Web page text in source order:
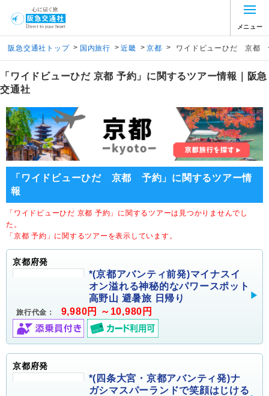
メニュー
阪急交通社トップ > 国内旅行 > 近畿 > 京都 > ワイドビューひだ 京都
「ワイドビューひだ 京都 予約」に関するツアー情報｜阪急
交通社
「ワイドビューひだ 京都 予約」に関するツアー情
報
「ワイドビューひだ 京都 予約」に関するツアーは見つかりませんでし
た。
「京都 予約」に関するツアーを表示しています。
京都府発
*(京都アバンティ前発)マイナスイ
オン溢れる神秘的なパワースポット
高野山 避暑旅 日帰り
旅行代金： 9,980円 ～10,980円
京都府発
*(四条大宮・京都アバンティ発)ナ
ガシマスパーランドで笑顔はじける